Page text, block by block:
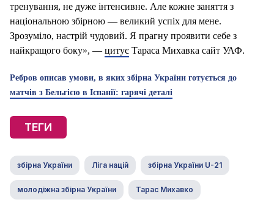
тренування, не дуже інтенсивне. Але кожне заняття з
національною збірною — великий успіх для мене.
Зрозуміло, настрій чудовий. Я прагну проявити себе з
найкращого боку», — цитує Тараса Михавка сайт УАФ.
Ребров описав умови, в яких збірна України готується до
матчів з Бельгією в Іспанії: гарячі деталі
ТЕГИ
збірна України Ліга націй збірна України U-21
молодіжна збірна України Тарас Михавко